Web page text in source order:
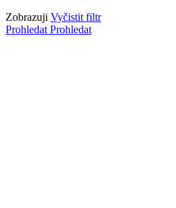
Zobrazuji Vyčistit filtr
Prohledat Prohledat